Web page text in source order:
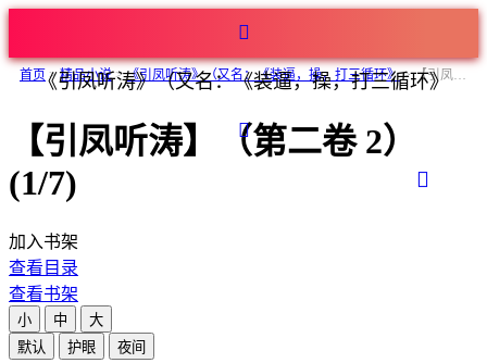
《引凤听涛》（又名：《装逼，操，打三循环》
首页 >精品小说>《引凤听涛》（又名：《装逼，操，打三循环》>【引凤听涛】（第二卷 2）
【引凤听涛】（第二卷 2）
(1/7)
加入书架
查看目录
查看书架
小 中
大
默认
护眼 夜间